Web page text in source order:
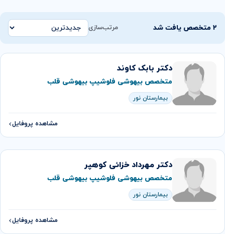
۲ متخصص یافت شد مرتب‌سازی
دکتر بابک کاوند
متخصص بیهوشی فلوشیپ بیهوشی قلب
بیمارستان نور
مشاهده پروفایل
دکتر مهرداد خزائی کوهپر
متخصص بیهوشی فلوشیپ بیهوشی قلب
بیمارستان نور
مشاهده پروفایل